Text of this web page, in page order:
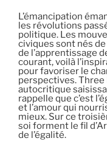
L’émancipation
les révolutions
politique. Les
civiques sont nés
de l’apprentissage
courant, voilà
pour favoriser le
perspectives.
autocritique
rappelle que c’est
et l’amour qui
mieux. Sur ce
soi forment le fil
de l’égalité.